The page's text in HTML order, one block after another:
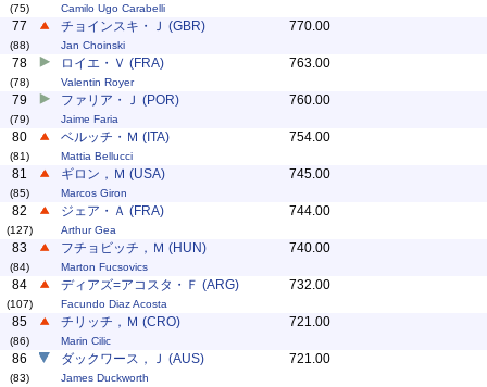
(75) Camilo Ugo Carabelli
77
(88)
チョインスキ・Ｊ (GBR)
Jan Choinski
770.00
78
(78)
ロイエ・Ｖ (FRA)
Valentin Royer
763.00
79
(79)
ファリア・Ｊ (POR)
Jaime Faria
760.00
80
(81)
ベルッチ・Ｍ (ITA)
Mattia Bellucci
754.00
81
(85)
ギロン，Ｍ (USA)
Marcos Giron
745.00
82
(127)
ジェア・Ａ (FRA)
Arthur Gea
744.00
83
(84)
フチョビッチ，Ｍ (HUN)
Marton Fucsovics
740.00
84
(107)
ディアズ=アコスタ・Ｆ (ARG)
Facundo Diaz Acosta
732.00
85
(86)
チリッチ，Ｍ (CRO)
Marin Cilic
721.00
86
(83)
ダックワース，Ｊ (AUS)
James Duckworth
721.00